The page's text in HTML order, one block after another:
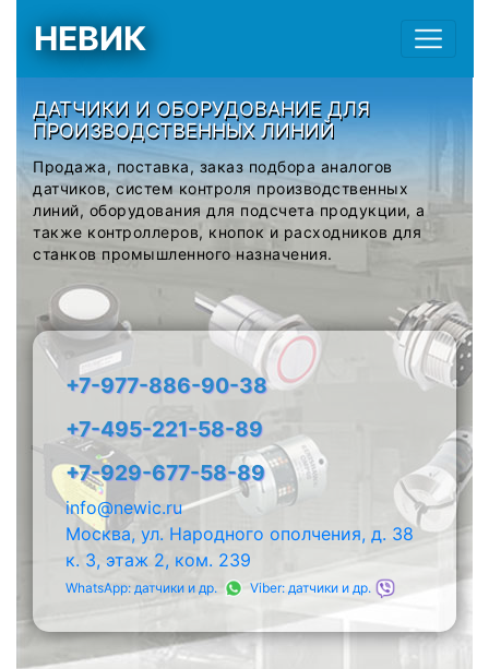
НЕВИК
ДАТЧИКИ И ОБОРУДОВАНИЕ ДЛЯ
ПРОИЗВОДСТВЕННЫХ ЛИНИЙ
Продажа, поставка, заказ подбора аналогов
датчиков, систем контроля производственных
линий, оборудования для подсчета продукции, а
также контроллеров, кнопок и расходников для
станков промышленного назначения.
+7-977-886-90-38
+7-495-221-58-89
+7-929-677-58-89
info@newic.ru
Москва, ул. Народного ополчения, д. 38
к. 3, этаж 2, ком. 239
WhatsApp: датчики и др. Viber: датчики и др.